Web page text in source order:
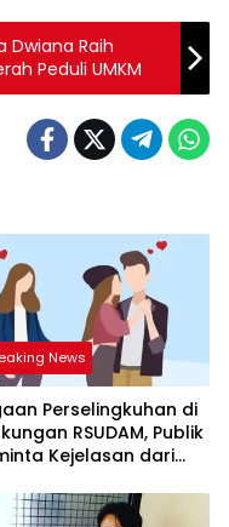
Dwiana Raih
Peduli UMKM
News
Perselingkuhan di
RSUDAM, Publik
Kejelasan dari